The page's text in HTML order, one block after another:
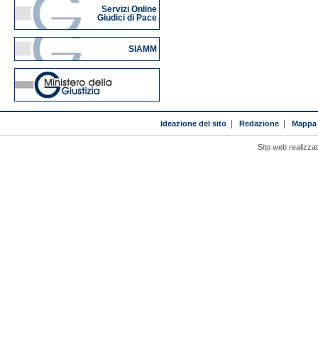
Servizi Online
Giudici di Pace
SIAMM
Ideazione del sito| Redazione|
Sito web